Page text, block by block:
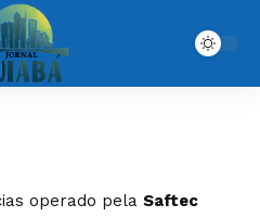
operado pela Saftec